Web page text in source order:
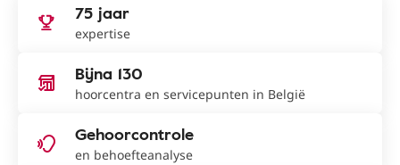
75 jaar
expertise
Bijna 130
hoorcentra en servicepunten in België
Gehoorcontrole
en behoefteanalyse